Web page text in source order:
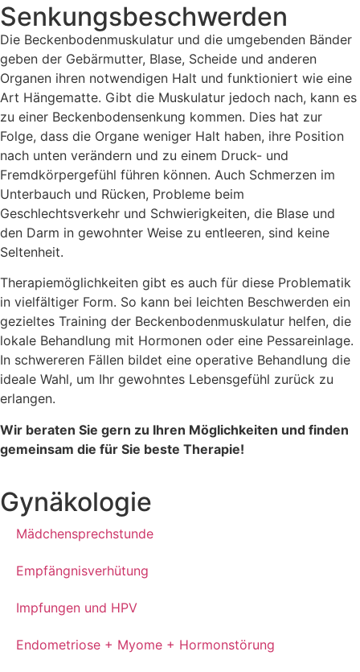
Senkungsbeschwerden
Die Beckenbodenmuskulatur und die umgebenden Bänder
geben der Gebärmutter, Blase, Scheide und anderen
Organen ihren notwendigen Halt und funktioniert wie eine
Art Hängematte. Gibt die Muskulatur jedoch nach, kann es
zu einer Beckenbodensenkung kommen. Dies hat zur
Folge, dass die Organe weniger Halt haben, ihre Position
nach unten verändern und zu einem Druck- und
Fremdkörpergefühl führen können. Auch Schmerzen im
Unterbauch und Rücken, Probleme beim
Geschlechtsverkehr und Schwierigkeiten, die Blase und
den Darm in gewohnter Weise zu entleeren, sind keine
Seltenheit.
Therapiemöglichkeiten gibt es auch für diese Problematik
in vielfältiger Form. So kann bei leichten Beschwerden ein
gezieltes Training der Beckenbodenmuskulatur helfen, die
lokale Behandlung mit Hormonen oder eine Pessareinlage.
In schwereren Fällen bildet eine operative Behandlung die
ideale Wahl, um Ihr gewohntes Lebensgefühl zurück zu
erlangen.
Wir beraten Sie gern zu Ihren Möglichkeiten und finden
gemeinsam die für Sie beste Therapie!
Gynäkologie
Mädchensprechstunde
Empfängnisverhütung
Impfungen und HPV
Endometriose + Myome + Hormonstörung